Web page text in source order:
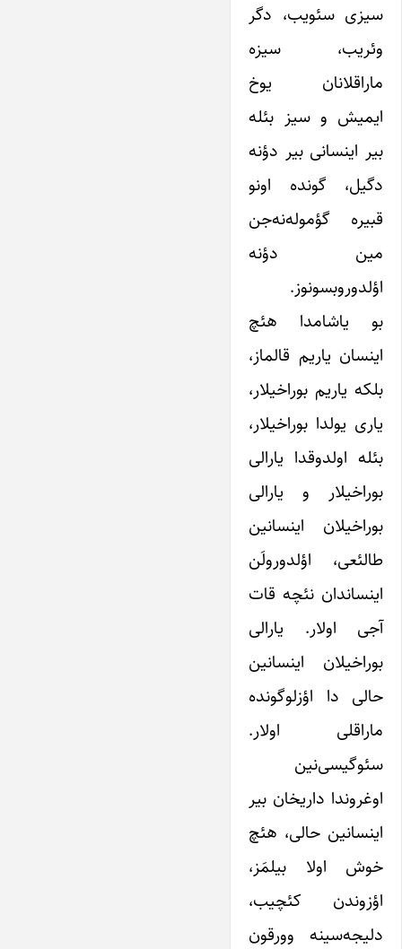
سیزی سئویب، دگر
وئریب، سیزه
ماراقلانان یوخ
ایمیش و سیز بئله
بیر اینسانی بیر دؤنه
دگیل، گونده اونو
قبیره گؤموله‌نه‌جن
مین دؤنه
اؤلدوروبسونوز.
بو یاشامدا هئچ
اینسان یاریم قالماز،
بلکه یاریم بوراخیلار،
یاری یولدا بوراخیلار،
بئله اولدوقدا یارالی
بوراخیلار و یارالی
بوراخیلان اینسانین
طالئعی، اؤلدورولَن
اینساندان نئچه قات
آجی اولار. یارالی
بوراخیلان اینسانین
حالی دا اؤزلوگونده
ماراقلی اولار.
سئوگیسی‌نین
اوغروندا داریخان بیر
اینسانین حالی، هئچ
خوش اولا بیلمَز،
اؤزوندن کئچیب،
دلیجه‌سینه وورقون